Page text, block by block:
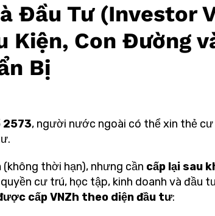
Đầu Tư (Investor
Kiện, Con Đường
Bị
2573, người nước ngoài có thể xin thẻ cư
(không thời hạn), nhưng cần cấp lại sau
cư trú, học tập, kinh doanh và đầu
cấp VNZh theo diện đầu tư: